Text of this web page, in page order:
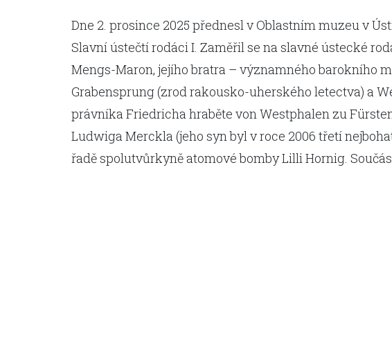
Dne 2. prosince 2025 přednesl v Oblastním muzeu v
Slavní ústečtí rodáci I. Zaměřil se na slavné ústecké
Mengs-Maron, jejího bratra – významného barokního
Grabensprung (zrod rakousko-uherského letectva) a
právníka Friedricha hraběte von Westphalen zu
Ludwiga Merckla (jeho syn byl v roce 2006 třetí
řadě spolutvůrkyně atomové bomby Lilli Hornig.